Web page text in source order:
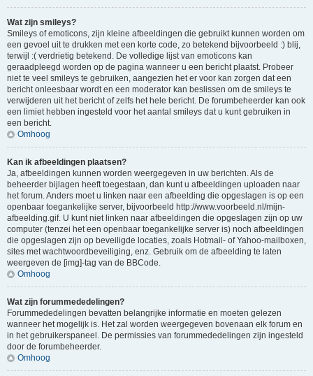
Wat zijn smileys?
Smileys of emoticons, zijn kleine afbeeldingen die gebruikt kunnen worden om
een gevoel uit te drukken met een korte code, zo betekend bijvoorbeeld :) blij,
terwijl :( verdrietig betekend. De volledige lijst van emoticons kan
geraadpleegd worden op de pagina wanneer u een bericht plaatst. Probeer
niet te veel smileys te gebruiken, aangezien het er voor kan zorgen dat een
bericht onleesbaar wordt en een moderator kan beslissen om de smileys te
verwijderen uit het bericht of zelfs het hele bericht. De forumbeheerder kan ook
een limiet hebben ingesteld voor het aantal smileys dat u kunt gebruiken in
een bericht.
Omhoog
Kan ik afbeeldingen plaatsen?
Ja, afbeeldingen kunnen worden weergegeven in uw berichten. Als de
beheerder bijlagen heeft toegestaan, dan kunt u afbeeldingen uploaden naar
het forum. Anders moet u linken naar een afbeelding die opgeslagen is op een
openbaar toegankelijke server, bijvoorbeeld http://www.voorbeeld.nl/mijn-
afbeelding.gif. U kunt niet linken naar afbeeldingen die opgeslagen zijn op uw
computer (tenzei het een openbaar toegankelijke server is) noch afbeeldingen
die opgeslagen zijn op beveiligde locaties, zoals Hotmail- of Yahoo-mailboxen,
sites met wachtwoordbeveiliging, enz. Gebruik om de afbeelding te laten
weergeven de [img]-tag van de BBCode.
Omhoog
Wat zijn forummededelingen?
Forummededelingen bevatten belangrijke informatie en moeten gelezen
wanneer het mogelijk is. Het zal worden weergegeven bovenaan elk forum en
in het gebruikerspaneel. De permissies van forummededelingen zijn ingesteld
door de forumbeheerder.
Omhoog